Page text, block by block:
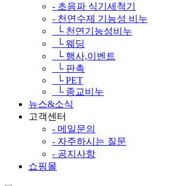
- 초음파 식기세척기
- 천연수제 기능성 비누
└ 천연기능성비누
└ 웨딩
└ 행사,이벤트
└ 판촉
└ PET
└ 종교비누
뉴스&소식
고객센터
- 메일문의
- 자주하시는 질문
- 공지사항
쇼핑몰